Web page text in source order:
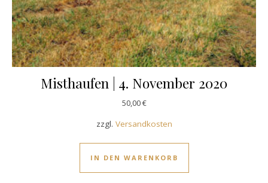
Misthaufen | 4. November 2020
50,00€
zzgl. Versandkosten
IN DEN WARENKORB